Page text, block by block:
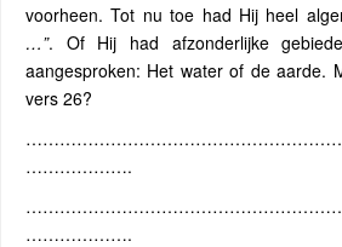
voorheen. Tot nu toe had Hij heel
…”. Of Hij had afzonderlijke
aangesproken: Het water of de aarde.
vers 26?
……………….
……………….